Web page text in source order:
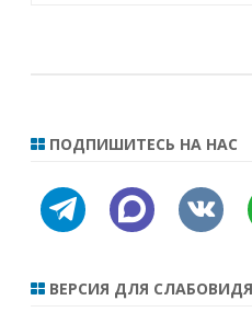
ПОДПИШИТЕСЬ НА НАС
telegram discourse vkontakte
ВЕРСИЯ ДЛЯ